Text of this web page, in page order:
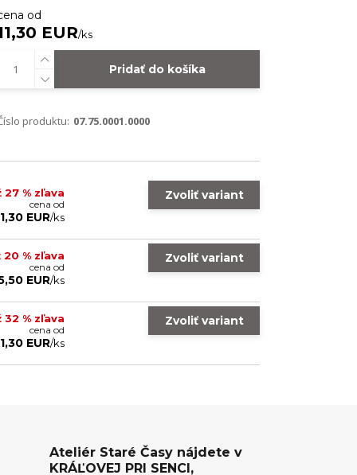
od
EUR/ks
Pridať do košíka
produktu: 07.75.0001.0000
27 % zľava
cena od
EUR/ks
Zvoliť variant
20 % zľava
cena od
EUR/ks
Zvoliť variant
32 % zľava
cena od
EUR/ks
Zvoliť variant
Ateliér Staré Časy nájdete v
KRÁĽOVEJ PRI SENCI,